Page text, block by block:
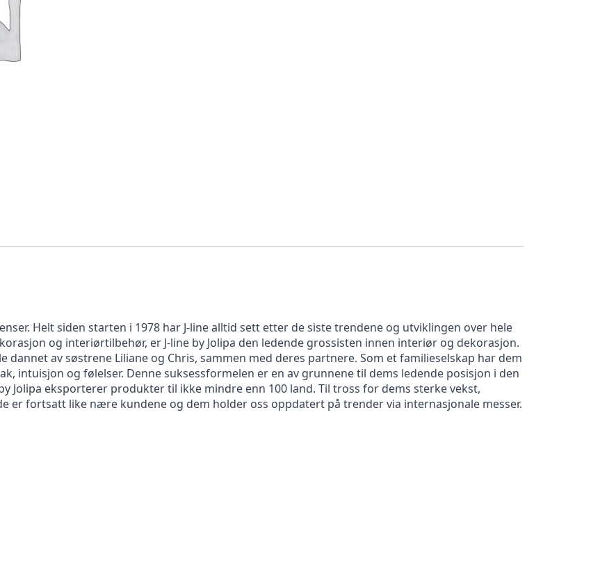
Helt siden starten i 1978 har J-line alltid sett etter de siste trendene og utviklingen over hele
og interiørtilbehør, er J-line by Jolipa den ledende grossisten innen interiør og dekorasjon.
dannet av søstrene Liliane og Chris, sammen med deres partnere. Som et familieselskap har dem
intuisjon og følelser. Denne suksessformelen er en av grunnene til dems ledende posisjon i den
Jolipa eksporterer produkter til ikke mindre enn 100 land. Til tross for dems sterke vekst,
er fortsatt like nære kundene og dem holder oss oppdatert på trender via internasjonale messer.